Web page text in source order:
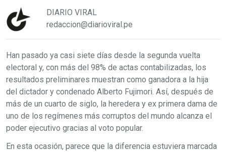
DIARIO VIRAL
redaccion@diarioviral.pe
Han pasado ya casi siete días desde la segunda vuelta
electoral y, con más del 98% de actas contabilizadas, los
resultados preliminares muestran como ganadora a la hija
del dictador y condenado Alberto Fujimori. Así, después de
más de un cuarto de siglo, la heredera y ex primera dama de
uno de los regímenes más corruptos del mundo alcanza el
poder ejecutivo gracias al voto popular.
En esta ocasión, parece que la diferencia estuviera marcada